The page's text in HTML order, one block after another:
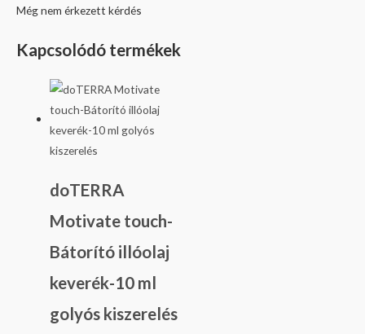
Még nem érkezett kérdés
Kapcsolódó termékek
doTERRA
Motivate touch-
Bátorító illóolaj
keverék-10 ml
golyós kiszerelés